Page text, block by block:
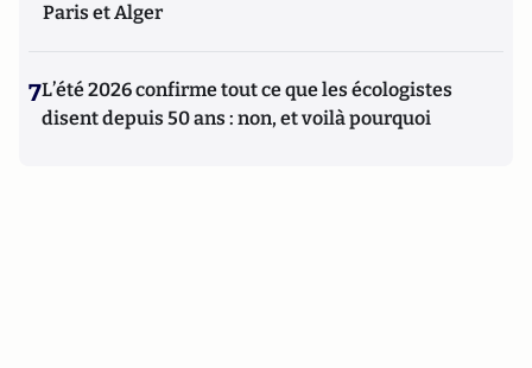
Paris et Alger
7L’été 2026 confirme tout ce que les écologistes
disent depuis 50 ans : non, et voilà pourquoi